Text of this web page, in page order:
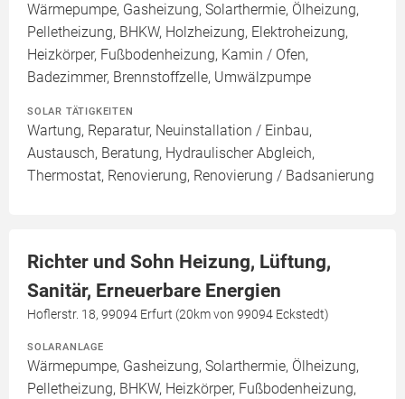
Wärmepumpe, Gasheizung, Solarthermie, Ölheizung,
Pelletheizung, BHKW, Holzheizung, Elektroheizung,
Heizkörper, Fußbodenheizung, Kamin / Ofen,
Badezimmer, Brennstoffzelle, Umwälzpumpe
SOLAR TÄTIGKEITEN
Wartung, Reparatur, Neuinstallation / Einbau,
Austausch, Beratung, Hydraulischer Abgleich,
Thermostat, Renovierung, Renovierung / Badsanierung
Richter und Sohn Heizung, Lüftung,
Sanitär, Erneuerbare Energien
Hoflerstr. 18, 99094 Erfurt (20km von 99094 Eckstedt)
SOLARANLAGE
Wärmepumpe, Gasheizung, Solarthermie, Ölheizung,
Pelletheizung, BHKW, Heizkörper, Fußbodenheizung,